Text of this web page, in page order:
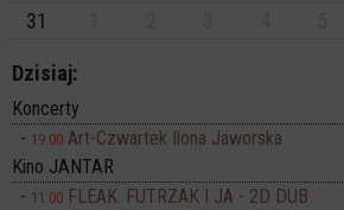
31
Dzisiaj:
Koncerty
19:00 Art-Czwartek Ilona Jaworska
Kino JANTAR
11:00 FLEAK. FUTRZAK I JA - 2D DUB